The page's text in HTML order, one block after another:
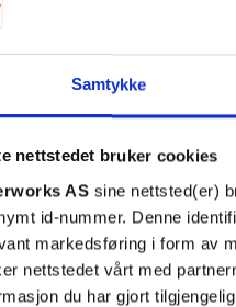
Samtykke
nettstedet bruker cookies
AS sine nettsted(er)
id-nummer. Denne
markedsføring i form av
nettstedet vårt med
du har gjort